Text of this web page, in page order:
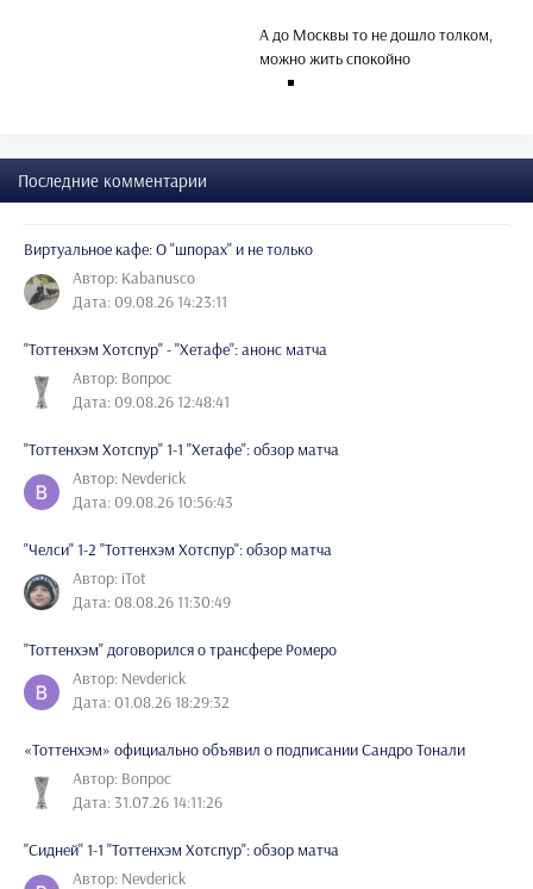
А до Москвы то не дошло толком,
можно жить спокойно
Последние комментарии
Виртуальное кафе: О "шпорах" и не только
Автор: Kabanusco
Дата: 09.08.26 14:23:11
"Тоттенхэм Хотспур" - "Хетафе": анонс матча
Автор: Вопрос
Дата: 09.08.26 12:48:41
"Тоттенхэм Хотспур" 1-1 "Хетафе": обзор матча
Автор: Nevderick
Дата: 09.08.26 10:56:43
"Челси" 1-2 "Тоттенхэм Хотспур": обзор матча
Автор: iTot
Дата: 08.08.26 11:30:49
"Тоттенхэм" договорился о трансфере Ромеро
Автор: Nevderick
Дата: 01.08.26 18:29:32
«Тоттенхэм» официально объявил о подписании Сандро Тонали
Автор: Вопрос
Дата: 31.07.26 14:11:26
"Сидней" 1-1 "Тоттенхэм Хотспур": обзор матча
Автор: Nevderick